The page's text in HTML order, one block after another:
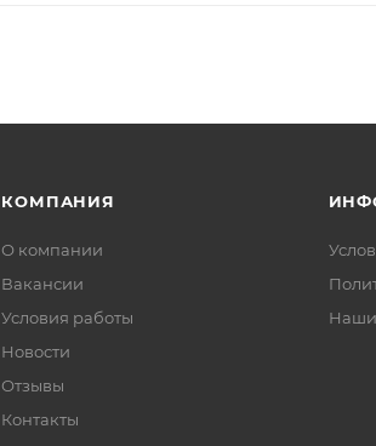
КОМПАНИЯ
О компании
Вакансии
Условия работы
Новости
Отзывы
Контакты
Наши